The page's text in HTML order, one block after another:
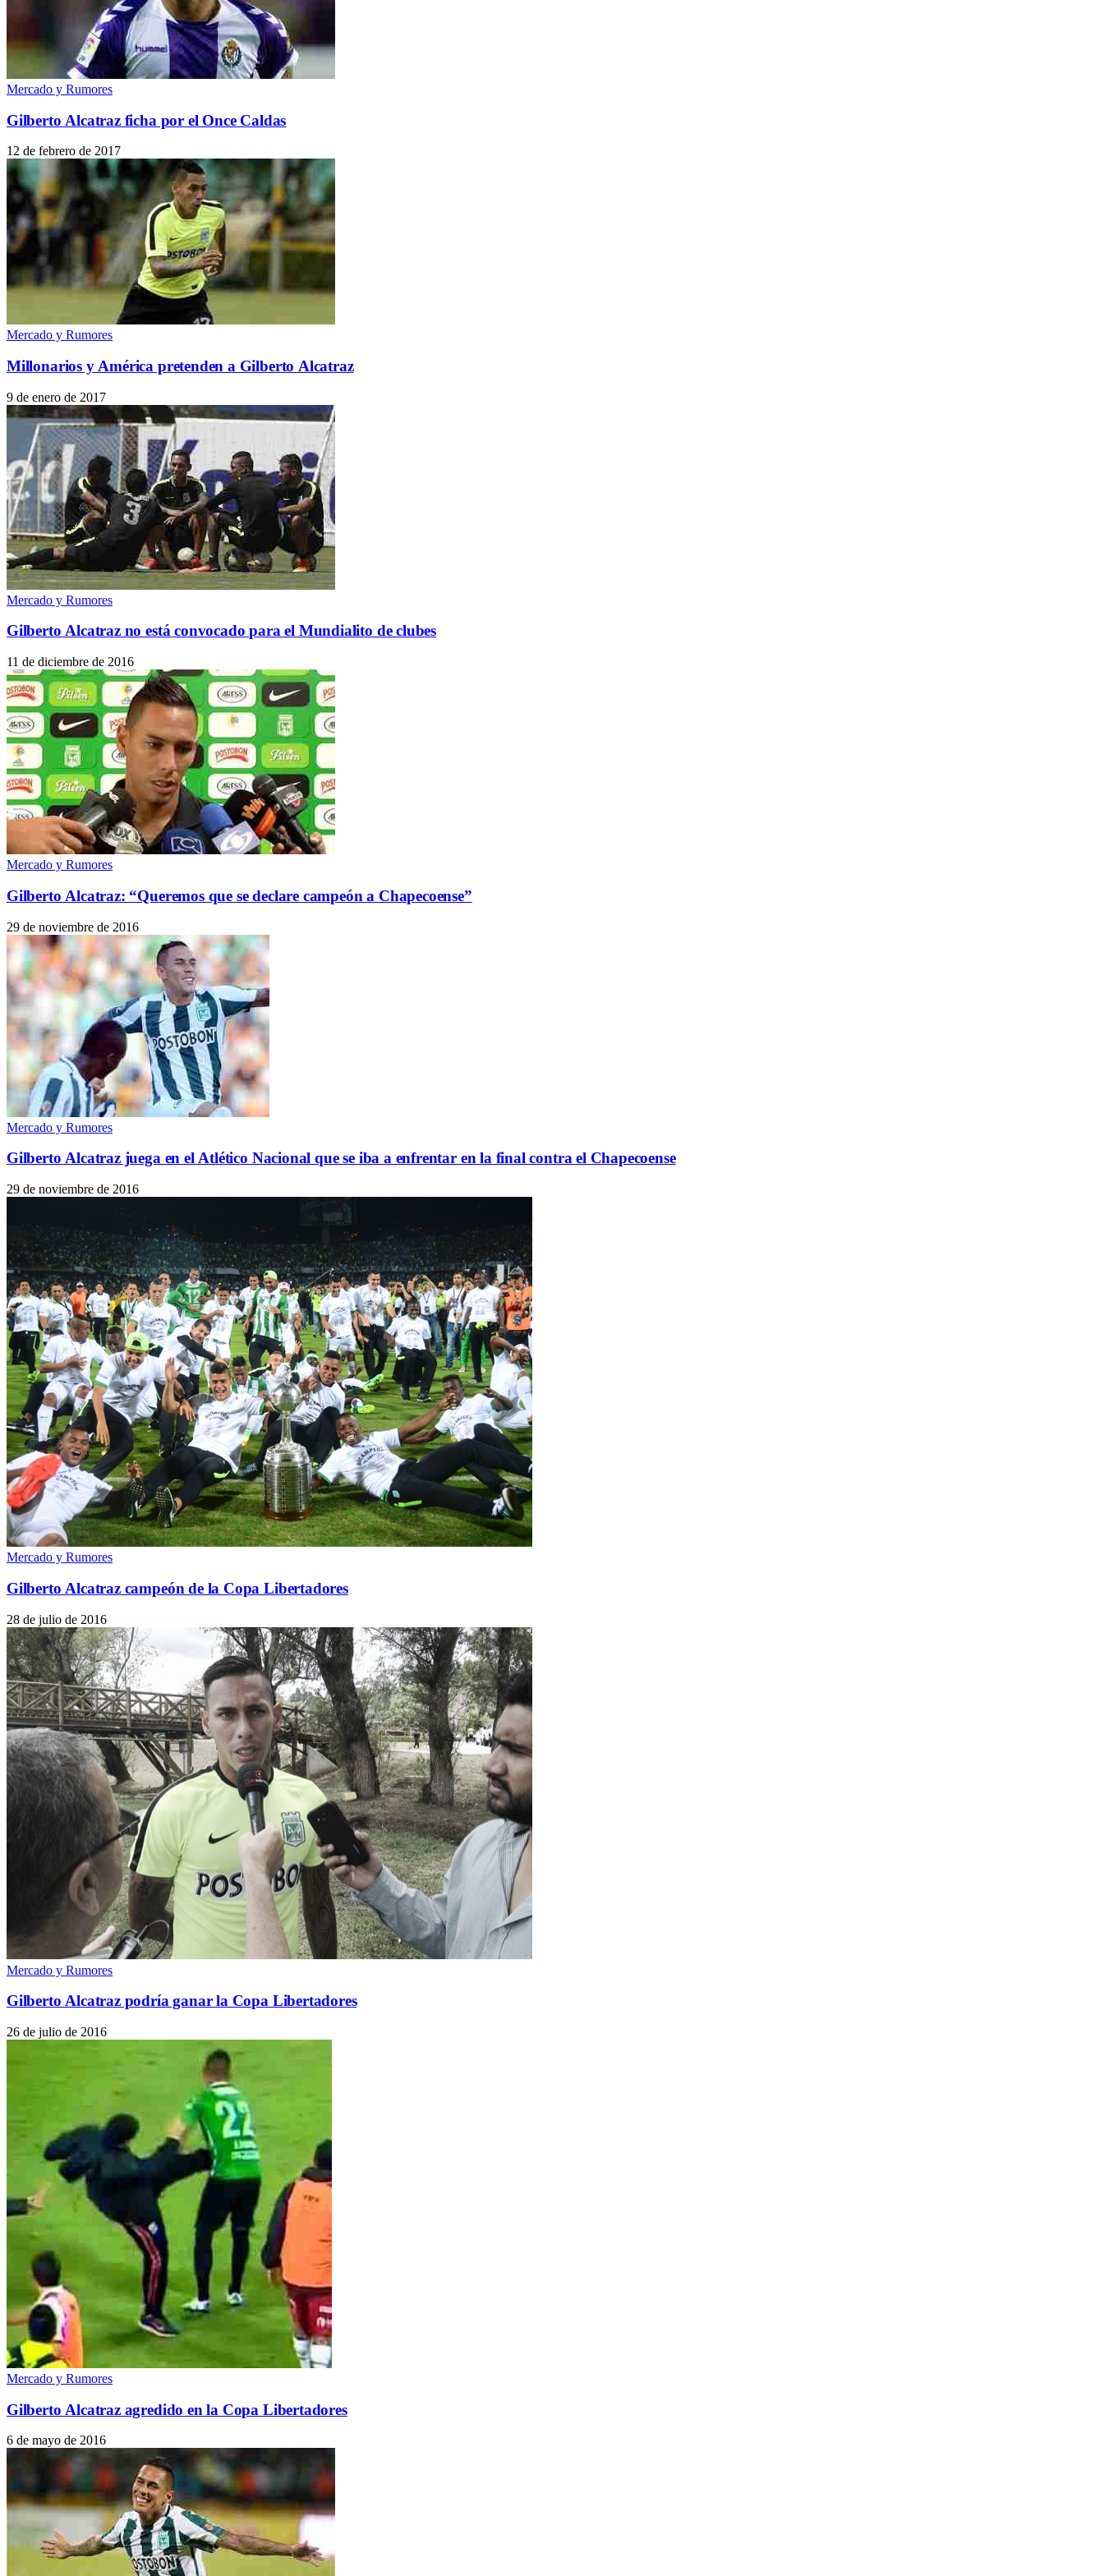
Mercado y Rumores
Gilberto Alcatraz ficha por el Once Caldas
12 de febrero de 2017
Mercado y Rumores
Millonarios y América pretenden a Gilberto Alcatraz
9 de enero de 2017
Mercado y Rumores
Gilberto Alcatraz no está convocado para el Mundialito de clubes
11 de diciembre de 2016
Mercado y Rumores
Gilberto Alcatraz: “Queremos que se declare campeón a Chapecoense”
29 de noviembre de 2016
Mercado y Rumores
Gilberto Alcatraz juega en el Atlético Nacional que se iba a enfrentar en la final contra el Chapecoense
29 de noviembre de 2016
Mercado y Rumores
Gilberto Alcatraz campeón de la Copa Libertadores
28 de julio de 2016
Mercado y Rumores
Gilberto Alcatraz podría ganar la Copa Libertadores
26 de julio de 2016
Mercado y Rumores
Gilberto Alcatraz agredido en la Copa Libertadores
6 de mayo de 2016